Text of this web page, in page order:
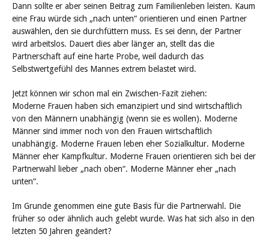
Dann sollte er aber seinen Beitrag zum Familienleben leisten. Kaum
eine Frau würde sich „nach unten“ orientieren und einen Partner
auswählen, den sie durchfüttern muss. Es sei denn, der Partner
wird arbeitslos. Dauert dies aber länger an, stellt das die
Partnerschaft auf eine harte Probe, weil dadurch das
Selbstwertgefühl des Mannes extrem belastet wird.
Jetzt können wir schon mal ein Zwischen-Fazit ziehen:
Moderne Frauen haben sich emanzipiert und sind wirtschaftlich
von den Männern unabhängig (wenn sie es wollen). Moderne
Männer sind immer noch von den Frauen wirtschaftlich
unabhängig. Moderne Frauen leben eher Sozialkultur. Moderne
Männer eher Kampfkultur. Moderne Frauen orientieren sich bei der
Partnerwahl lieber „nach oben“. Moderne Männer eher „nach
unten“.
Im Grunde genommen eine gute Basis für die Partnerwahl. Die
früher so oder ähnlich auch gelebt wurde. Was hat sich also in den
letzten 50 Jahren geändert?